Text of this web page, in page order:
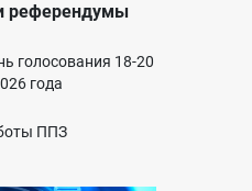
референдумы
голосования 18-20
года
ППЗ